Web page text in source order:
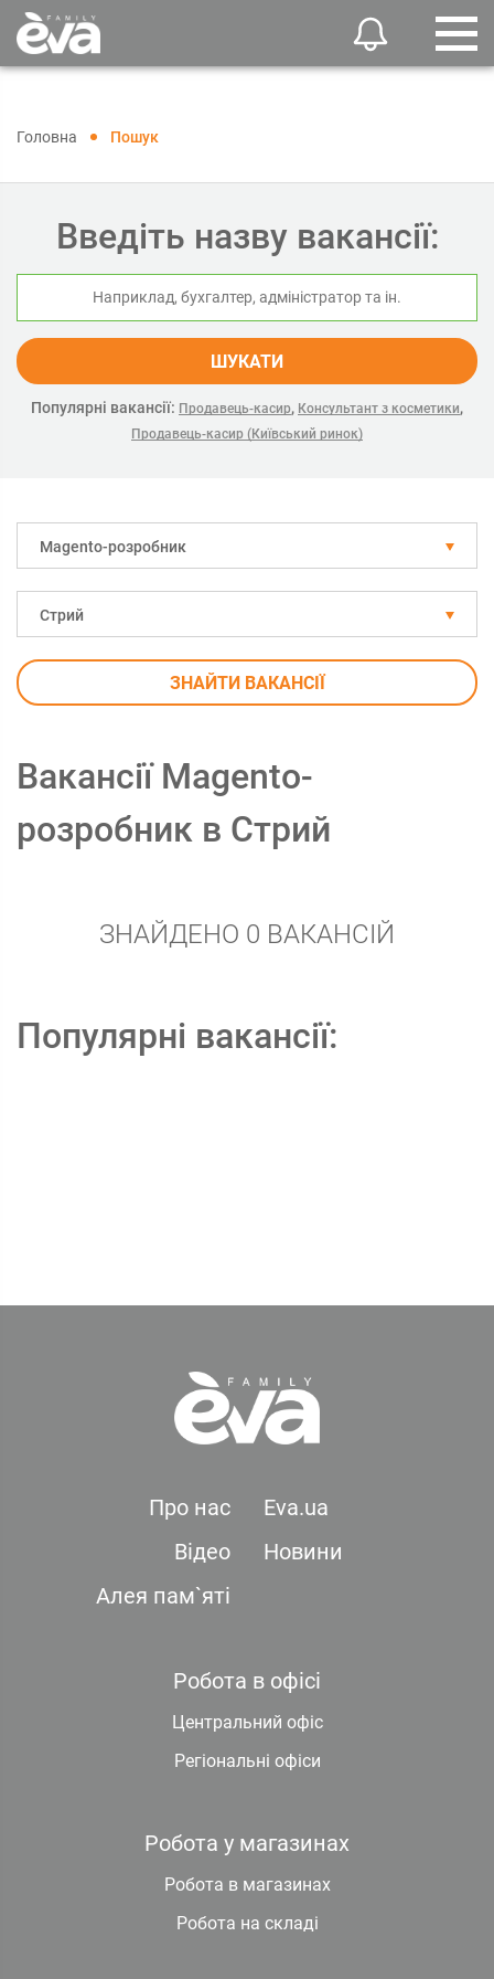
Головна Пошук
Введіть назву вакансії:
ШУКАТИ
Популярні вакансії: Продавець-касир, Консультант з косметики,
Продавець-касир (Київський ринок)
Magento-розробник
Стрий
ЗНАЙТИ ВАКАНСІЇ
Вакансії Magento-
розробник в Стрий
ЗНАЙДЕНО 0 ВАКАНСІЙ
Популярні вакансії:
Про нас
Eva.ua
Відео
Новини
Алея пам`яті
Робота в офісі
Центральний офіс
Регіональні офіси
Робота у магазинах
Робота в магазинах
Робота на складі